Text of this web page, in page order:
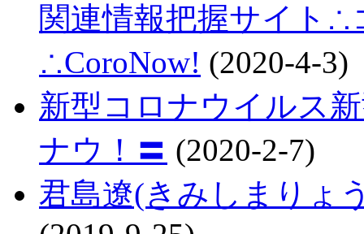
関連情報把握サイト
∴CoroNow! (2020-4-3)
新型コロナウイルス
ナウ！〓 (2020-2-7)
君島遼(きみしまりょ